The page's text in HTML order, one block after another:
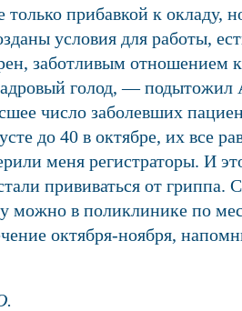
только прибавкой к окладу,
условия для работы,
заботливым отношением
голод, — подытожил
число заболевших
до 40 в октябре, их все
меня регистраторы. И
прививаться от гриппа.
можно в поликлинике по
октября-ноября,